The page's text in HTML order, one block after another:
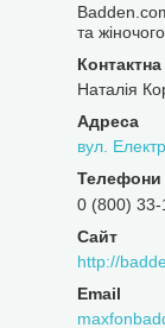
та
Наталія
вул.
0 (800) 33-
http://